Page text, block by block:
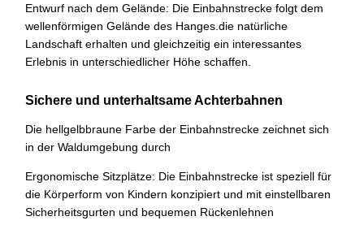
Entwurf nach dem Gelände: Die Einbahnstrecke folgt dem
wellenförmigen Gelände des Hanges.die natürliche
Landschaft erhalten und gleichzeitig ein interessantes
Erlebnis in unterschiedlicher Höhe schaffen.
Sichere und unterhaltsame Achterbahnen
Die hellgelbbraune Farbe der Einbahnstrecke zeichnet sich
in der Waldumgebung durch
Ergonomische Sitzplätze: Die Einbahnstrecke ist speziell für
die Körperform von Kindern konzipiert und mit einstellbaren
Sicherheitsgurten und bequemen Rückenlehnen